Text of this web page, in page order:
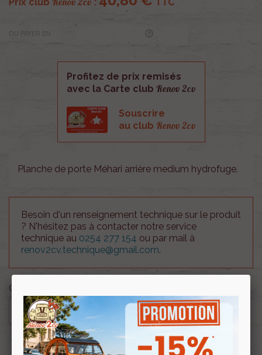
OU PAYER EN
Profitez de prix remisés
avec la Carte club Renov 2cv
Souscrire
au club Renov 2cv
Planche de porte Méhari arrière medium hydrofuge.
Besoin d'un renseignement technique sur le produit
? N'hésitez pas à contacter notre service
technique au 0254 277 154 ou par mail à
renov2cv.technique@gmail.com.
Quantité
 AJOUTER AU PANIER
 En stock